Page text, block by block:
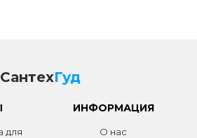
СантехГуд
для
ИНФОРМАЦИЯ
О нас